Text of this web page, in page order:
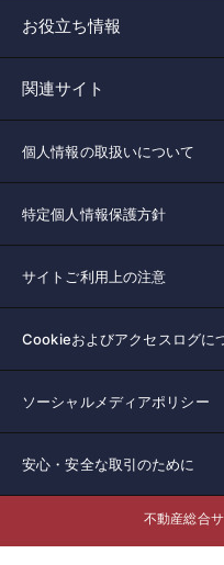
お役立ち情報
関連サイト
個人情報の取扱いについて
特定個人情報保護方針
サイトご利用上の注意
Cookieおよびアクセスログに
ソーシャルメディアポリシー
安心・安全な取引のために
不動産総合